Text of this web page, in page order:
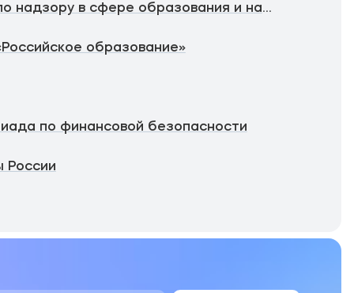
Федеральная служба по надзору в сфере образования и науки
образование»
по финансовой безопасности
России